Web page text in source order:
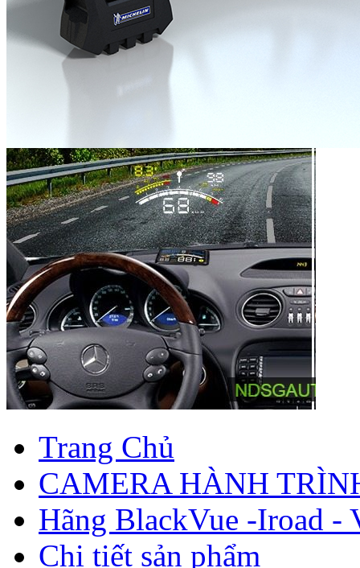
Trang Chủ
CAMERA HÀNH
Hãng BlackVue -Iroad -
Chi tiết sản phẩm